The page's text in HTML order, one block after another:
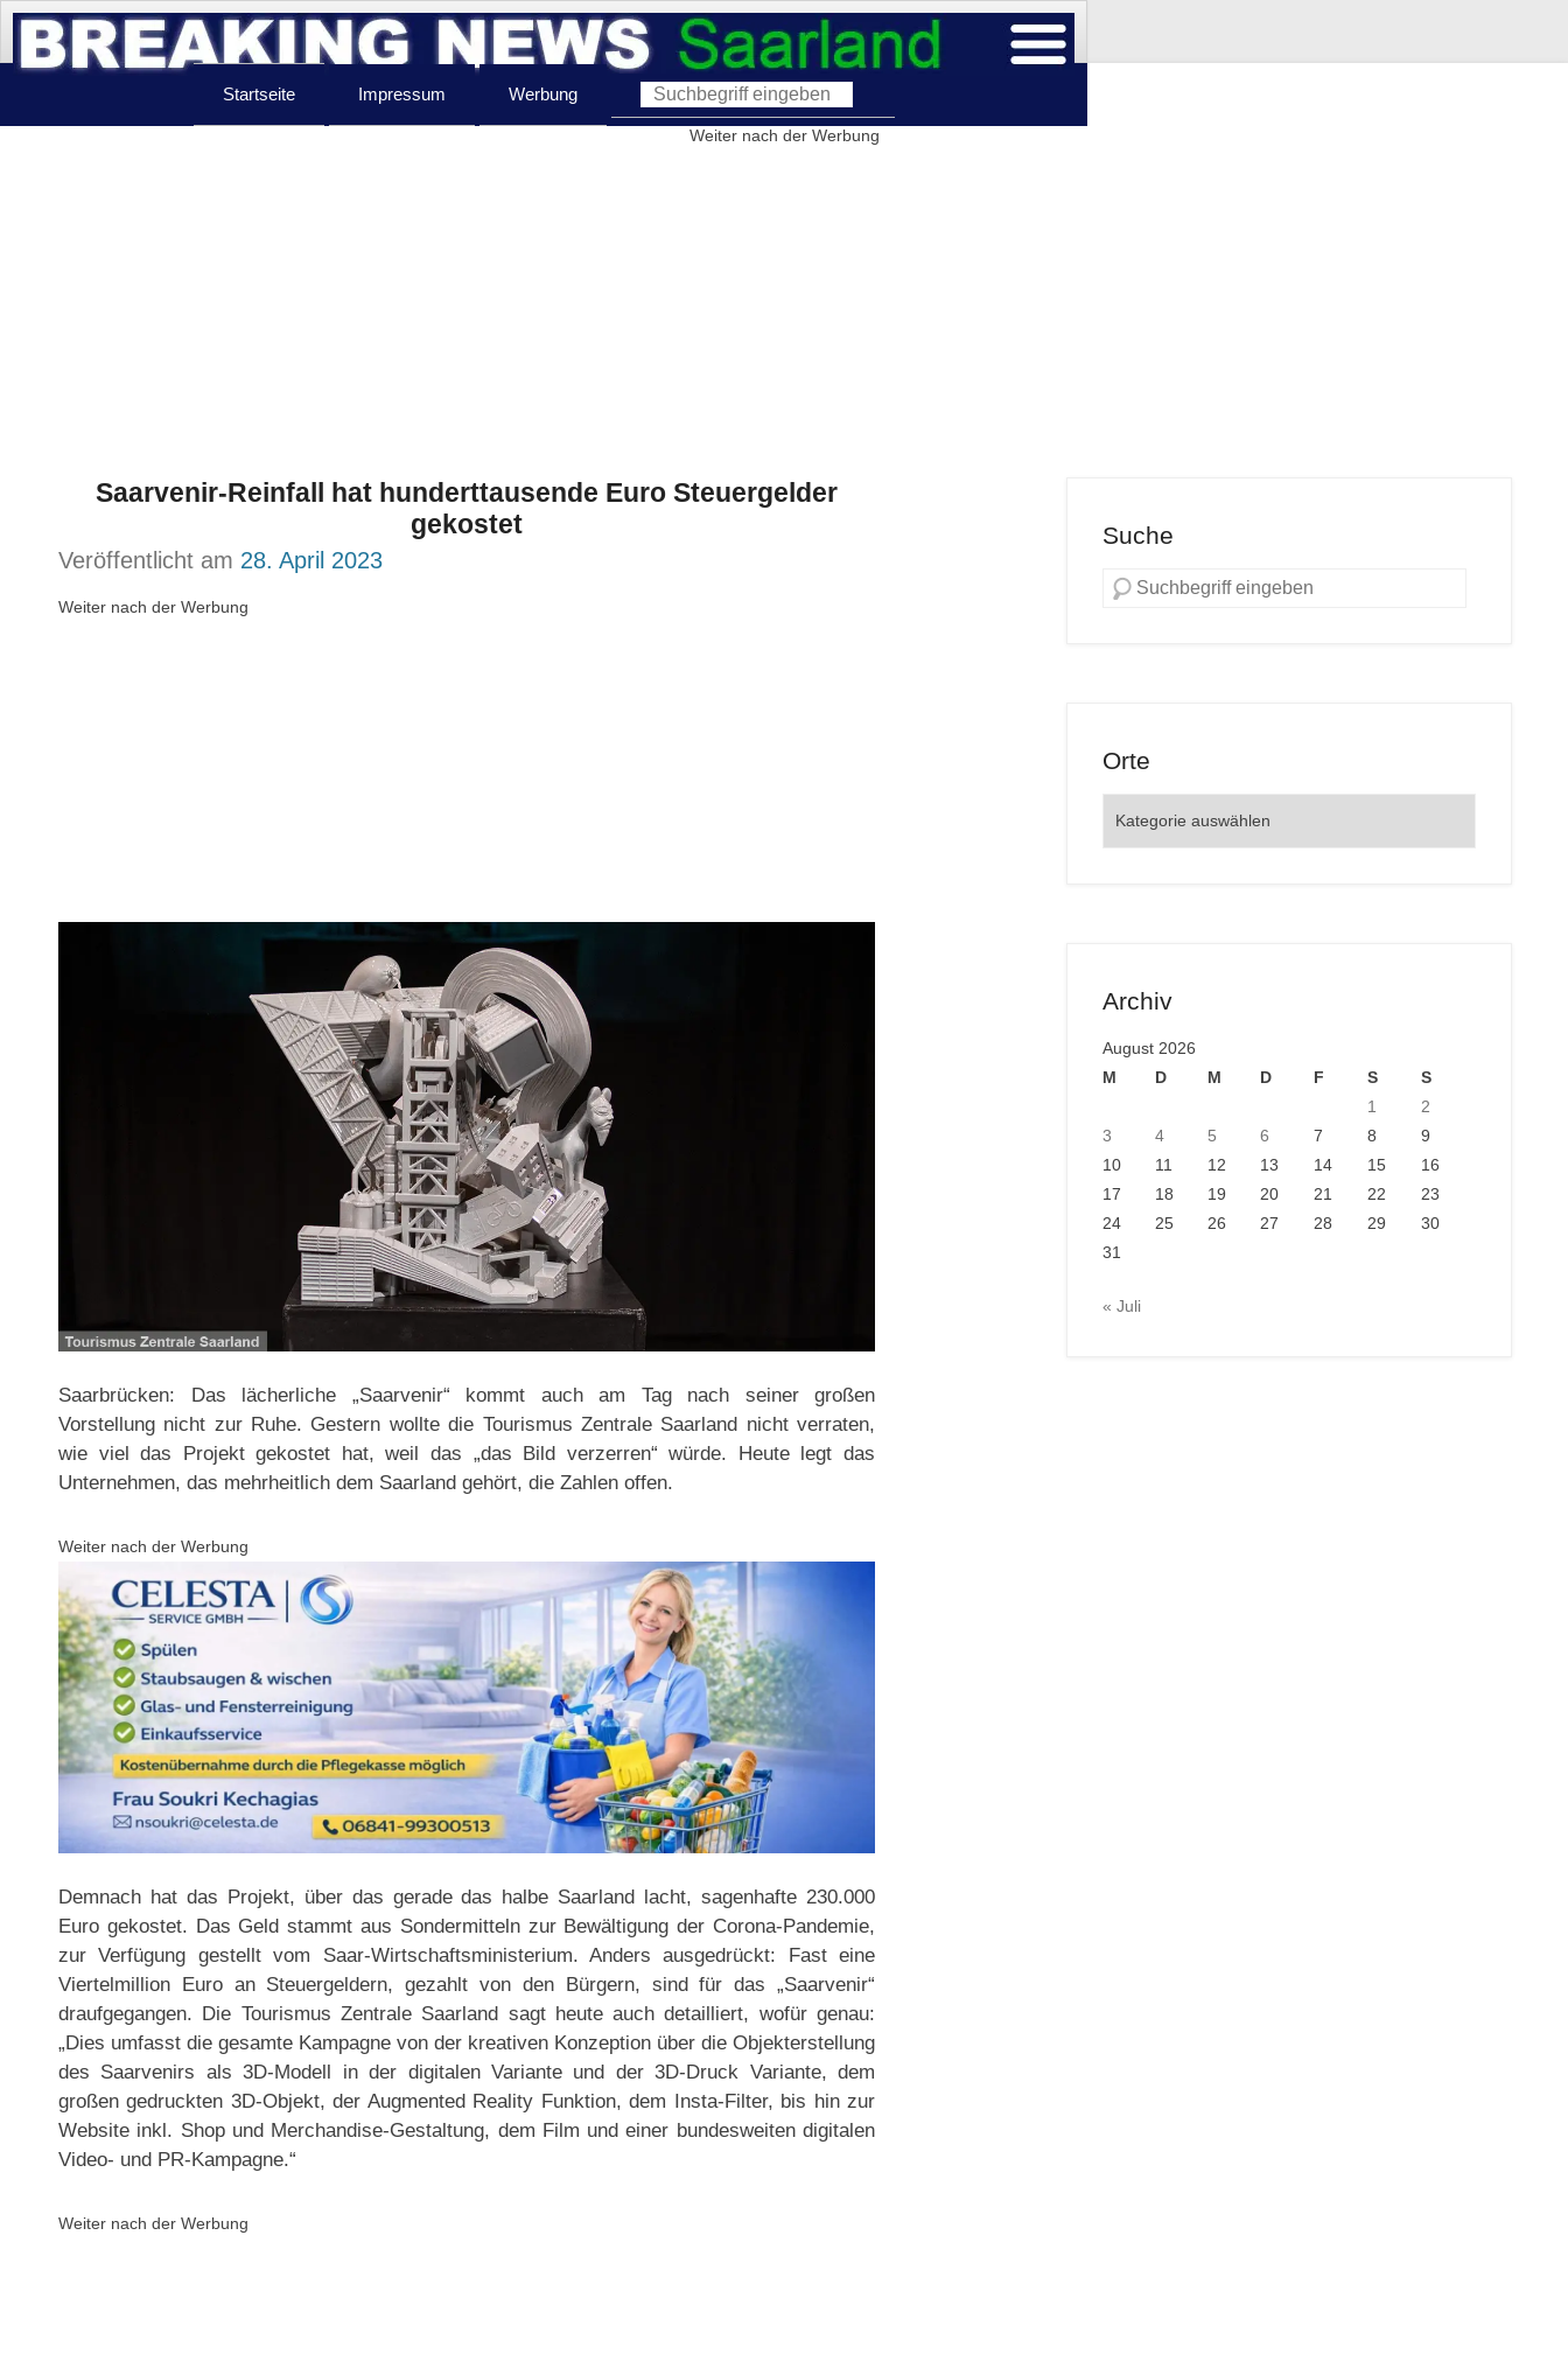
Startseite Impressum Werbung
Weiter nach der Werbung
Saarvenir-Reinfall hat hunderttausende Euro Steuergelder
gekostet
Veröffentlicht am 28. April 2023
Weiter nach der Werbung
Saarbrücken: Das lächerliche „Saarvenir“ kommt auch am Tag nach seiner großen
Vorstellung nicht zur Ruhe. Gestern wollte die Tourismus Zentrale Saarland nicht verraten,
wie viel das Projekt gekostet hat, weil das „das Bild verzerren“ würde. Heute legt das
Unternehmen, das mehrheitlich dem Saarland gehört, die Zahlen offen.
Weiter nach der Werbung
Demnach hat das Projekt, über das gerade das halbe Saarland lacht, sagenhafte 230.000
Euro gekostet. Das Geld stammt aus Sondermitteln zur Bewältigung der Corona-Pandemie,
zur Verfügung gestellt vom Saar-Wirtschaftsministerium. Anders ausgedrückt: Fast eine
Viertelmillion Euro an Steuergeldern, gezahlt von den Bürgern, sind für das „Saarvenir“
draufgegangen. Die Tourismus Zentrale Saarland sagt heute auch detailliert, wofür genau:
„Dies umfasst die gesamte Kampagne von der kreativen Konzeption über die Objekterstellung
des Saarvenirs als 3D-Modell in der digitalen Variante und der 3D-Druck Variante, dem
großen gedruckten 3D-Objekt, der Augmented Reality Funktion, dem Insta-Filter, bis hin zur
Website inkl. Shop und Merchandise-Gestaltung, dem Film und einer bundesweiten digitalen
Video- und PR-Kampagne.“
Weiter nach der Werbung
Suche
Orte
Archiv
August 2026
M
D M D F S
S
1
2
3
4 5 6 7 8
9
10
11 12 13 14 15
16
17
18 19 20 21 22
23
24
25 26 27 28 29
30
31
« Juli